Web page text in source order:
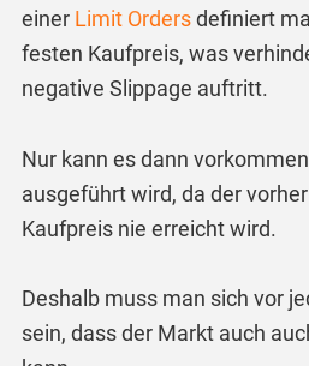
einer Limit Ordersdefiniert
festen Kaufpreis, was
negative Slippage auftritt.
Nur kann es dann
ausgeführt wird, da der
Kaufpreis nie erreicht wird.
Deshalb muss man sich vor
sein, dass der Markt auch